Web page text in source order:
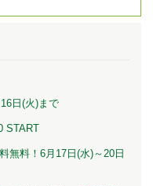
日(火)まで
START
無料！6月17日(水)～20日